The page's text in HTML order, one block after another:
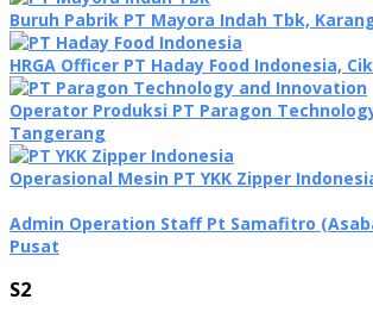
Buruh Pabrik PT Mayora Indah Tbk,
HRGA Officer PT Haday Food Indonesia,
Operator Produksi PT Paragon
Tangerang
Operasional Mesin PT YKK Zipper
Admin Operation Staff Pt Samafitro
Pusat
S2